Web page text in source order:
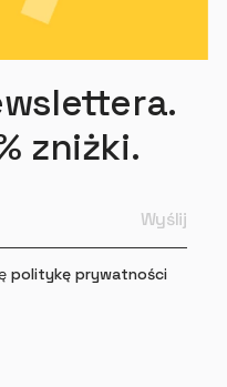
zniżki.
politykę prywatności